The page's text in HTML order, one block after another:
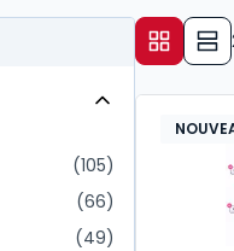
105
66
49